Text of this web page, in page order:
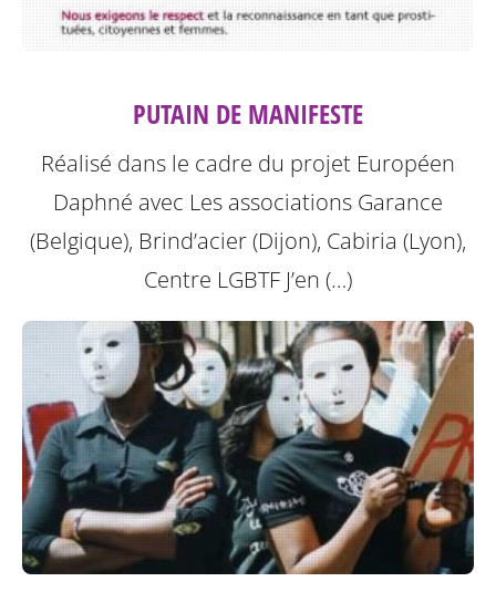
PUTAIN DE MANIFESTE
Réalisé dans le cadre du projet Européen
Daphné avec Les associations Garance
(Belgique), Brind’acier (Dijon), Cabiria (Lyon),
Centre LGBTF J’en (…)